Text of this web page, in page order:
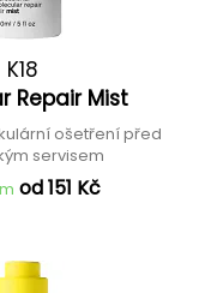
K18
Repair Mist
ošetření před
servisem
od 151 Kč